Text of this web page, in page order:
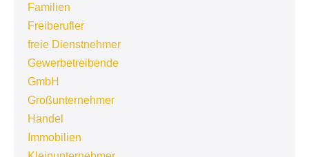
Familien
Freiberufler
freie Dienstnehmer
Gewerbetreibende
GmbH
Großunternehmer
Handel
Immobilien